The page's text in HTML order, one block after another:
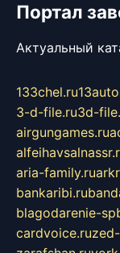
Портал
Актуальный
133chel.ru
3-d-file.ru3d-
airgungames.ru
aria-family.ru
bankaribi.ru
blagodarenie-
cardvoice.ru